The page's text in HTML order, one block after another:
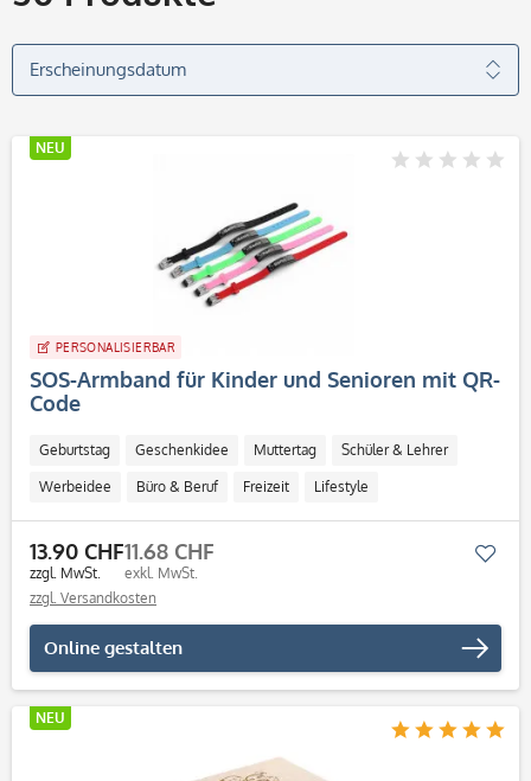
NEU
PERSONALISIERBAR
SOS-Armband für Kinder und Senioren mit QR-
Code
Geburtstag Geschenkidee Muttertag Schüler & Lehrer
Werbeidee Büro & Beruf Freizeit Lifestyle
Personalisierbar / Onlinegestaltung
13.90 CHF
zzgl. MwSt.
11.68 CHF
exkl. MwSt.
zzgl. Versandkosten
Online gestalten
NEU